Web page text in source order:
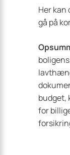
Her kan
gå på
budget,
for